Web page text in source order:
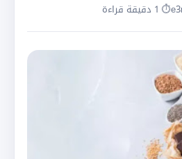
⏱ 1 دقيقة قراءة